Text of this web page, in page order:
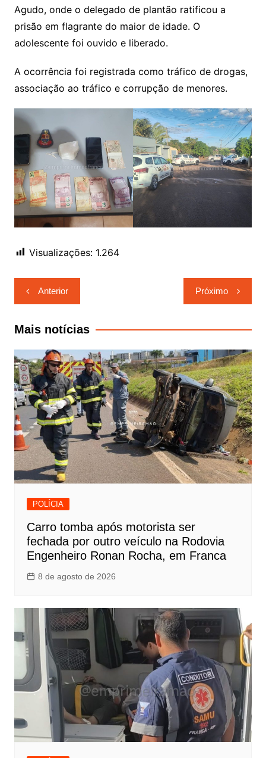
Agudo, onde o delegado de plantão ratificou a
prisão em flagrante do maior de idade. O
adolescente foi ouvido e liberado.
A ocorrência foi registrada como tráfico de drogas,
associação ao tráfico e corrupção de menores.
Visualizações: 1.264
Navegação
de
Post
Anterior Próximo
Mais notícias
POLÍCIA
Carro tomba após motorista ser
fechada por outro veículo na Rodovia
Engenheiro Ronan Rocha, em Franca
8 de agosto de 2026